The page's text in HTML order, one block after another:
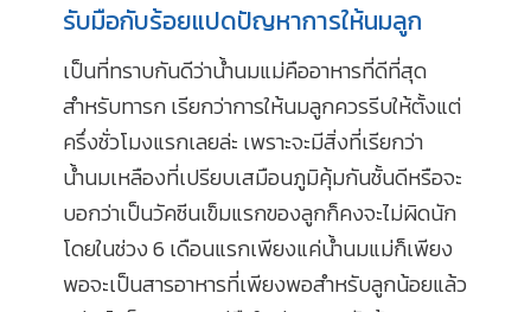
รับมือกับร้อยแปดปัญหาการให้นมลูก
เป็นที่ทราบกันดีว่าน้ำนมแม่คืออาหารที่ดีที่สุด
สำหรับทารก เรียกว่าการให้นมลูกควรรีบให้ตั้งแต่
ครึ่งชั่วโมงแรกเลยล่ะ เพราะจะมีสิ่งที่เรียกว่า
น้ำนมเหลืองที่เปรียบเสมือนภูมิคุ้มกันชั้นดีหรือจะ
บอกว่าเป็นวัคซีนเข็มแรกของลูกก็คงจะไม่ผิดนัก
โดยในช่วง 6 เดือนแรกเพียงแค่น้ำนมแม่ก็เพียง
พอจะเป็นสารอาหารที่เพียงพอสำหรับลูกน้อยแล้ว